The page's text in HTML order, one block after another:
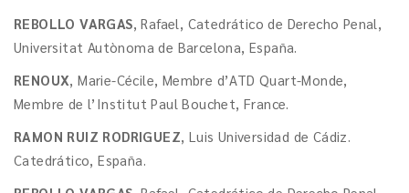
REBOLLO VARGAS, Rafael, Catedrático de Derecho Penal,
Universitat Autònoma de Barcelona, España.
RENOUX, Marie-Cécile, Membre d’ATD Quart-Monde,
Membre de l’Institut Paul Bouchet, France.
RAMON RUIZ RODRIGUEZ, Luis Universidad de Cádiz.
Catedrático, España.